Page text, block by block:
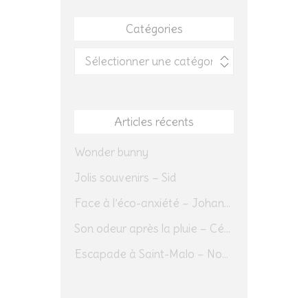
Catégories
Catégories
Articles récents
Wonder bunny
Jolis souvenirs – Sid
Face à l’éco-anxiété – Johannes Herrmann
Son odeur après la pluie – Cédric Sapin-Defour
Escapade à Saint-Malo – Novembre 2025 – Jour 1